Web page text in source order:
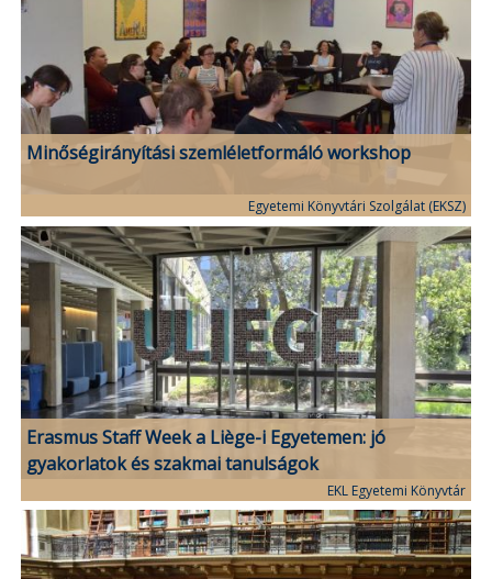
Minőségirányítási szemléletformáló workshop
Egyetemi Könyvtári Szolgálat (EKSZ)
Erasmus Staff Week a Liège-i Egyetemen: jó
gyakorlatok és szakmai tanulságok
EKL Egyetemi Könyvtár